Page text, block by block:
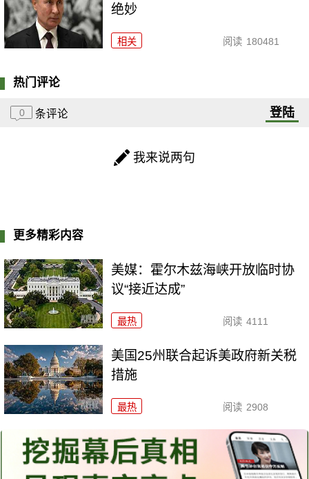
绝妙
相关 阅读 180481
热门评论
0 条评论 登陆
我来说两句
更多精彩内容
美媒：霍尔木兹海峡开放临时协
议“接近达成”
最热 阅读 4111
美国25州联合起诉美政府新关税
措施
最热 阅读 2908